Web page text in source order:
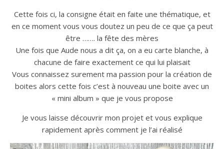
Cette fois ci, la consigne était en faite une thématique, et
en ce moment vous vous doutez un peu de ce que ça peut
être ……. la fête des mères
Une fois que Aude nous a dit ça, on a eu carte blanche, à
chacune de faire exactement ce qui lui plaisait
Vous connaissez surement ma passion pour la création de
boites alors cette fois c’est à nouveau une boite avec un
« mini album » que je vous propose
Je vous laisse découvrir mon projet et vous explique
rapidement après comment je l’ai réalisé